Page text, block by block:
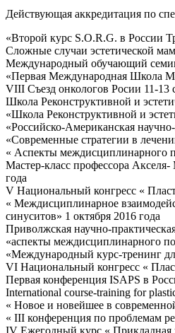
Действующая аккредитация по
«Второй курс S.O.R.G. в России
Сложные случаи эстетической
Международный обучающий
«Первая Международная Школа
VIII Cъезд онкологов Росии 11-13
Школа Реконструктивной и
«Школа Реконструктивной и
«Российско-Американская
«Современные стратегии в
« Аспекты междисциплинарного
Мастер-класс профессора
года
V Национальный конгресс «
« Междисциплинарное
синуситов» 1 октября 2016 года
Приволжская научно-
«аспекты междисциплинарного
«Международный курс-тренинг
VI Национальный конгресс «
Первая конференция ISAPS в
International course-training for
« Новое и новейшее в
« III конференция по проблемам
IV Ежегодный курс « Прикладная